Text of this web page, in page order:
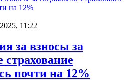
11:22
за взносы за
страхование
почти на 12%